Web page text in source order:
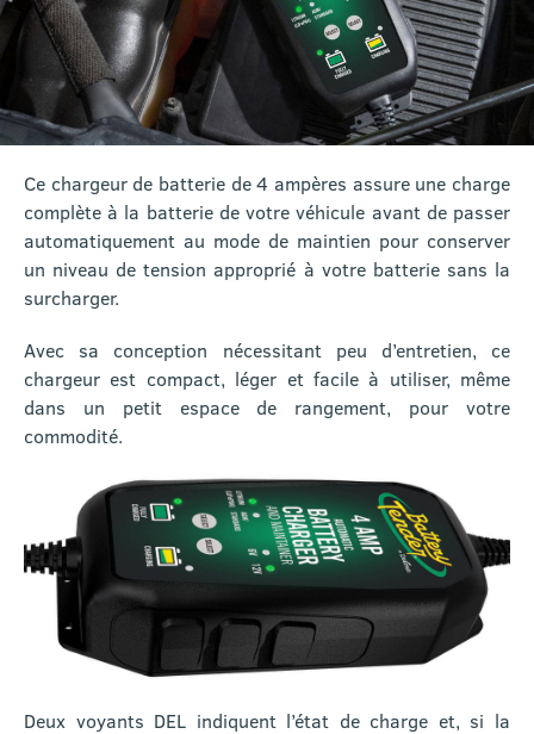
Ce chargeur de batterie de 4 ampères assure une charge
complète à la batterie de votre véhicule avant de passer
automatiquement au mode de maintien pour conserver
un niveau de tension approprié à votre batterie sans la
surcharger.
Avec sa conception nécessitant peu d’entretien, ce
chargeur est compact, léger et facile à utiliser, même
dans un petit espace de rangement, pour votre
commodité.
Deux voyants DEL indiquent l’état de charge et, si la